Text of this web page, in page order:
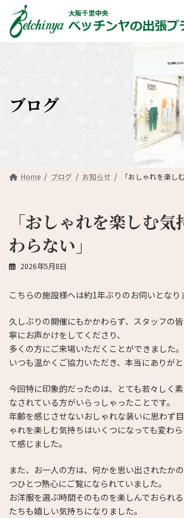
ブログ
Home ブログ お知らせ 「おしゃれを楽し
「おしゃれを楽しむ
わらない」
2026年5月8日
こちらの施設様へは約1年ぶりのお伺いとなり
久しぶりの開催にもかかわらず、スタッフの
寧にお声かけをしてくださり、
多くの方にご来場いただくことができました。
いつも温かくご協力いただき、本当にありがと
今回特に印象的だったのは、とても若々しく
なされている方がいらっしゃったことです。
年齢を感じさせないおしゃれな装いに思わず
ゃれを楽しむ気持ちはいくつになっても変わ
て感じました。
また、お一人の方は、何かを思い出されたか
つひとつ熱心にご覧になられていました。
お洋服を選ぶ時間そのものを楽しんでおられ
たちも嬉しい気持ちになりました。